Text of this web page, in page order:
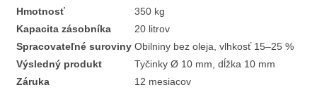
Hmotnosť
350 kg
Kapacita zásobníka
20 litrov
Spracovateľné suroviny Obilniny bez oleja, vlhkosť 15–25 %
Výsledný produkt
Tyčinky Ø 10 mm, dĺžka 10 mm
Záruka
12 mesiacov